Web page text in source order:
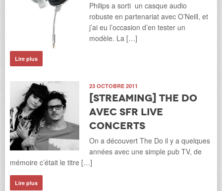
Philips a sorti un casque audio
robuste en partenariat avec O’Neill, et
j’ai eu l’occasion d’en tester un
modèle. La […]
Lire plus
23 OCTOBRE 2011
[Streaming] The Do
avec SFR Live
Concerts
On a découvert The Do il y a quelques
années avec une simple pub TV, de
mémoire c’était le titre […]
Lire plus